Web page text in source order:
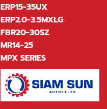
ERP15-35UX
ERP2.0-3.5MXLG
FBR20-30SZ
MR14-25
MPX SERIES